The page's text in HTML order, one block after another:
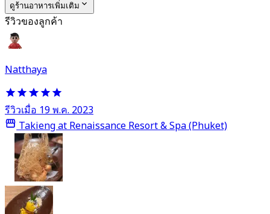
ดูร้านอาหารเพิ่มเติม
รีวิวของลูกค้า
Natthaya
รีวิวเมื่อ 19 พ.ค. 2023
Takieng at Renaissance Resort & Spa (Phuket)